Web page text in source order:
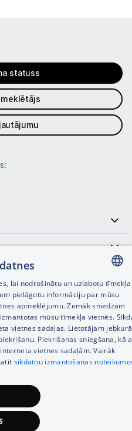
statuss
LATVIAN
RUSSIAN
ENGLISH
lai nodrošinātu un uzlabotu tīmekļa
pielāgotu informāciju par mūsu
apmeklējumu. Zemāk sniedzam
mūsu tīmekļa vietnēs.
vietnes sadaļas. Lietotājam
Piekrišanas sniegšana, kā
vietnes sadaļām. Vairāk
sīkdatņu izmantošanas